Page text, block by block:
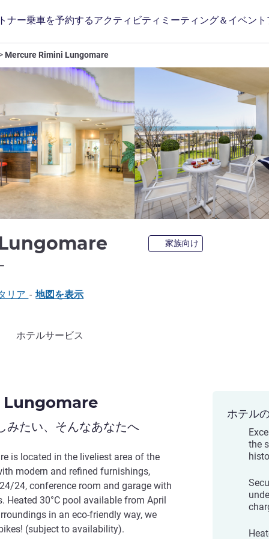
ナー乗車を予約するアクティビティ ミーティング＆イベント
Mercure Rimini Lungomare
4 つ星家族向け
ルズ)
リア - 地図を表示
ホテルサービス
みたい、そんなあなたへ
is located in the liveliest area of the
modern and refined furnishings,
24, conference room and garage with
Heated 30°C pool available from April
in an eco-friendly way, we
(subject to availability).
ホテル
the